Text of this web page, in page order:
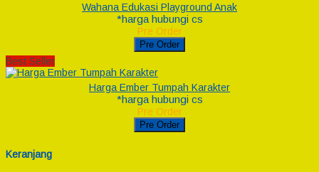
Wahana Edukasi Playground Anak
*harga hubungi cs
Pre Order
Pre Order
Best Seller
Harga Ember Tumpah Karakter
*harga hubungi cs
Pre Order
Pre Order
Keranjang